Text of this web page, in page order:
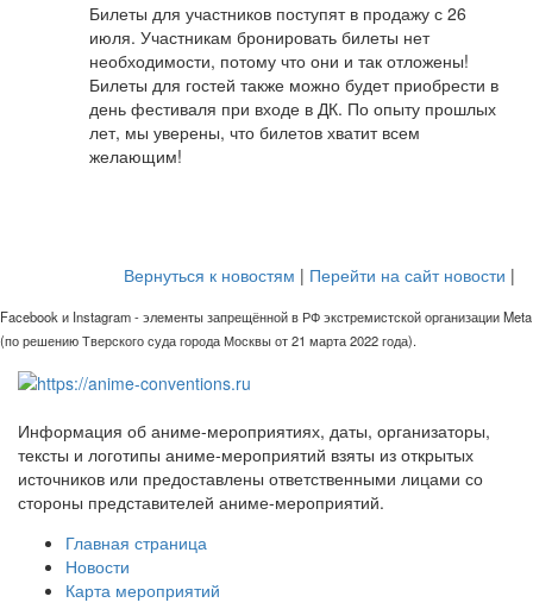
Билеты для участников поступят в продажу с 26
июля. Участникам бронировать билеты нет
необходимости, потому что они и так отложены!
Билеты для гостей также можно будет приобрести в
день фестиваля при входе в ДК. По опыту прошлых
лет, мы уверены, что билетов хватит всем
желающим!
Вернуться к новостям | Перейти на сайт новости |
Facebook и Instagram - элементы запрещённой в РФ экстремистской организации Meta
(по решению Тверского суда города Москвы от 21 марта 2022 года).
Информация об аниме-мероприятиях, даты, организаторы,
тексты и логотипы аниме-мероприятий взяты из открытых
источников или предоставлены ответственными лицами со
стороны представителей аниме-мероприятий.
Главная страница
Новости
Карта мероприятий